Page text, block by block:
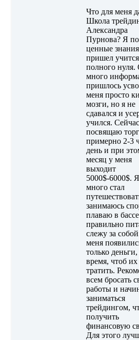
Что для меня
Школа
Александра
Пурнова? Я
ценные
пришел
полного нуля.
много
пришлось
меня просто
мозги, но я не
сдавался и
учился.
посвящаю
примерно 2-3
день и при
месяц у меня
выходит
5000$-6000$. Я
много стал
занимаюсь
плаваю в
правильно
слежу за
меня
только деньги,
время, чтоб их
тратить.
всем бросать
работы и
заниматься
трейдингом,
получить
финансовую
Для этого